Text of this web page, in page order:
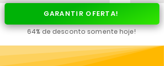
GARANTIR OFERTA!
64% de desconto somente hoje!